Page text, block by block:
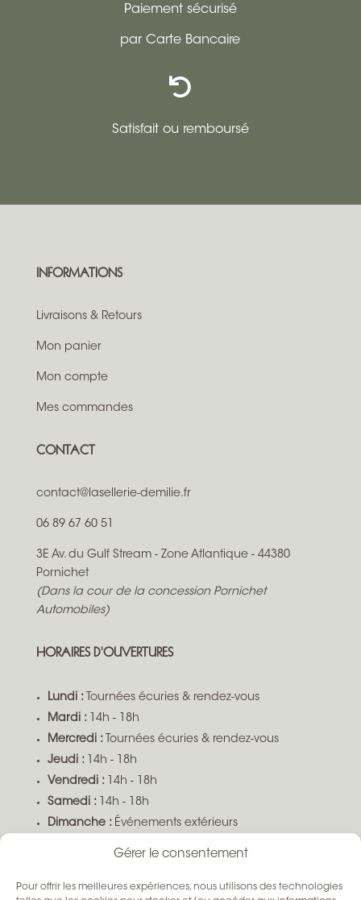
Gérer le consentement
Pour offrir les meilleures expériences, nous utilisons des technologies
Paiement sécurisé
par Carte Bancaire

Satisfait ou remboursé
INFORMATIONS
Livraisons & Retours
Mon panier
Mon compte
Mes commandes
CONTACT
contact@lasellerie-demilie.fr
06 89 67 60 51
3E Av. du Gulf Stream - Zone Atlantique - 44380
Pornichet
(Dans la cour de la concession Pornichet
Automobiles)
HORAIRES D'OUVERTURES
Lundi :
Tournées écuries & rendez-vous
Mardi :
14h - 18h
Mercredi :
Tournées écuries & rendez-vous
Jeudi :
14h - 18h
Vendredi :
14h - 18h
Samedi :
14h - 18h
Dimanche : Événements extérieurs
Boutique ouverte sur demande selon disponibilité
SUIVEZ-NOUS